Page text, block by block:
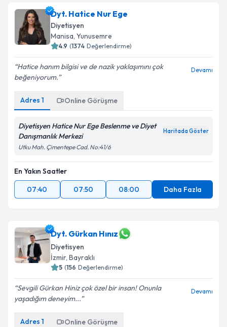
Dyt. Hatice Nur Ege
Diyetisyen
Manisa, Yunusemre
4.9 (1374 Değerlendirme)
Hatice hanım bilgisi ve de nazik yaklaşımını çok
beğeniyorum.
Devamı
Adres 1 Online Görüşme
Diyetisyen Hatice Nur Ege Beslenme ve Diyet
Danışmanlık Merkezi
Haritada Göster
Utku Mah. Çimentepe Cad. No:41/6
En Yakın Saatler
07:40
07:50 08:00 Daha Fazla
Dyt. Gürkan Hınız
Diyetisyen
İzmir, Bayraklı
5 (156 Değerlendirme)
Sevgili Gürkan Hiniz çok özel bir insan! Onunla
yaşadığım deneyim...
Devamı
Adres 1 Online Görüşme